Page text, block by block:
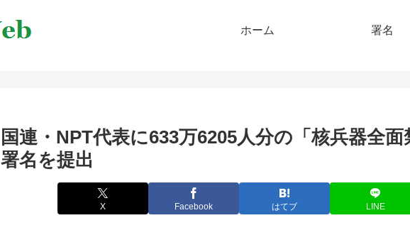
ホーム 署名
国連・NPT代表に633万6205人分の「核兵器全面
署名を提出
X Facebook はてブ LINE